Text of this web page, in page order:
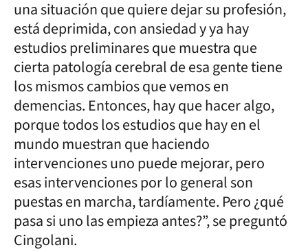
una situación que quiere dejar su profesión,
está deprimida, con ansiedad y ya hay
estudios preliminares que muestra que
cierta patología cerebral de esa gente tiene
los mismos cambios que vemos en
demencias. Entonces, hay que hacer algo,
porque todos los estudios que hay en el
mundo muestran que haciendo
intervenciones uno puede mejorar, pero
esas intervenciones por lo general son
puestas en marcha, tardíamente. Pero ¿qué
pasa si uno las empieza antes?”, se preguntó
Cingolani.